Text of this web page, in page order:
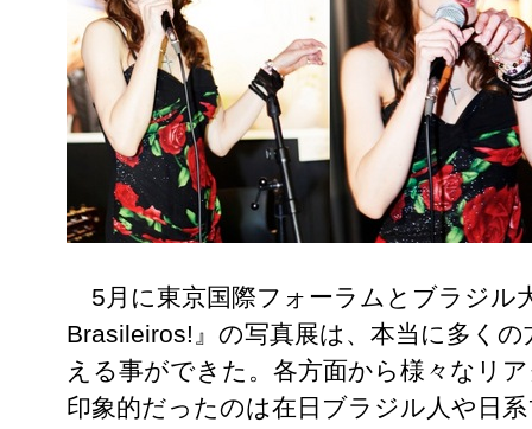
5月に東京国際フォーラムとブラジル
Brasileiros!』の写真展は、本当に多く
える事ができた。各方面から様々なリ
印象的だったのは在日ブラジル人や日